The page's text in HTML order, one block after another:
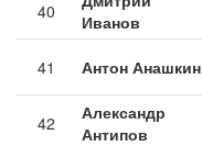
40
Иванов
41 Антон Анашкин
42
Александр
Антипов